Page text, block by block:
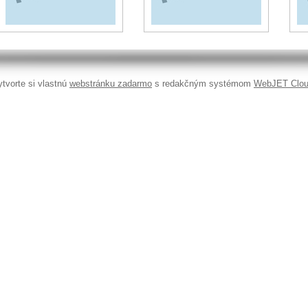
si vlastnú webstránku zadarmo s redakčným systémom WebJET